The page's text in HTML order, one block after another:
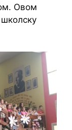
Овом